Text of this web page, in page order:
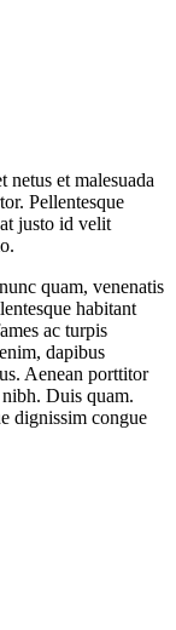
netus et malesuada
Pellentesque
justo id velit
quam, venenatis
habitant
ac turpis
dapibus
Aenean porttitor
Duis quam.
dignissim congue